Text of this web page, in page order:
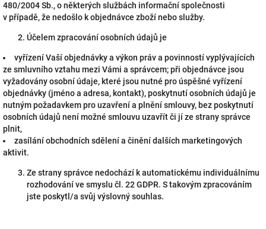
480/2004 Sb., o některých službách informační společnosti
v případě, že nedošlo k objednávce zboží nebo služby.
Účelem zpracování osobních údajů je
vyřízení Vaší objednávky a výkon práv a povinností vyplývajících
ze smluvního vztahu mezi Vámi a správcem; při objednávce jsou
vyžadovány osobní údaje, které jsou nutné pro úspěšné vyřízení
objednávky (jméno a adresa, kontakt), poskytnutí osobních údajů je
nutným požadavkem pro uzavření a plnění smlouvy, bez poskytnutí
osobních údajů není možné smlouvu uzavřít či jí ze strany správce
plnit,
zasílání obchodních sdělení a činění dalších marketingových
aktivit.
Ze strany správce nedochází k automatickému individuálnímu
rozhodování ve smyslu čl. 22 GDPR. S takovým zpracováním
jste poskytl/a svůj výslovný souhlas.